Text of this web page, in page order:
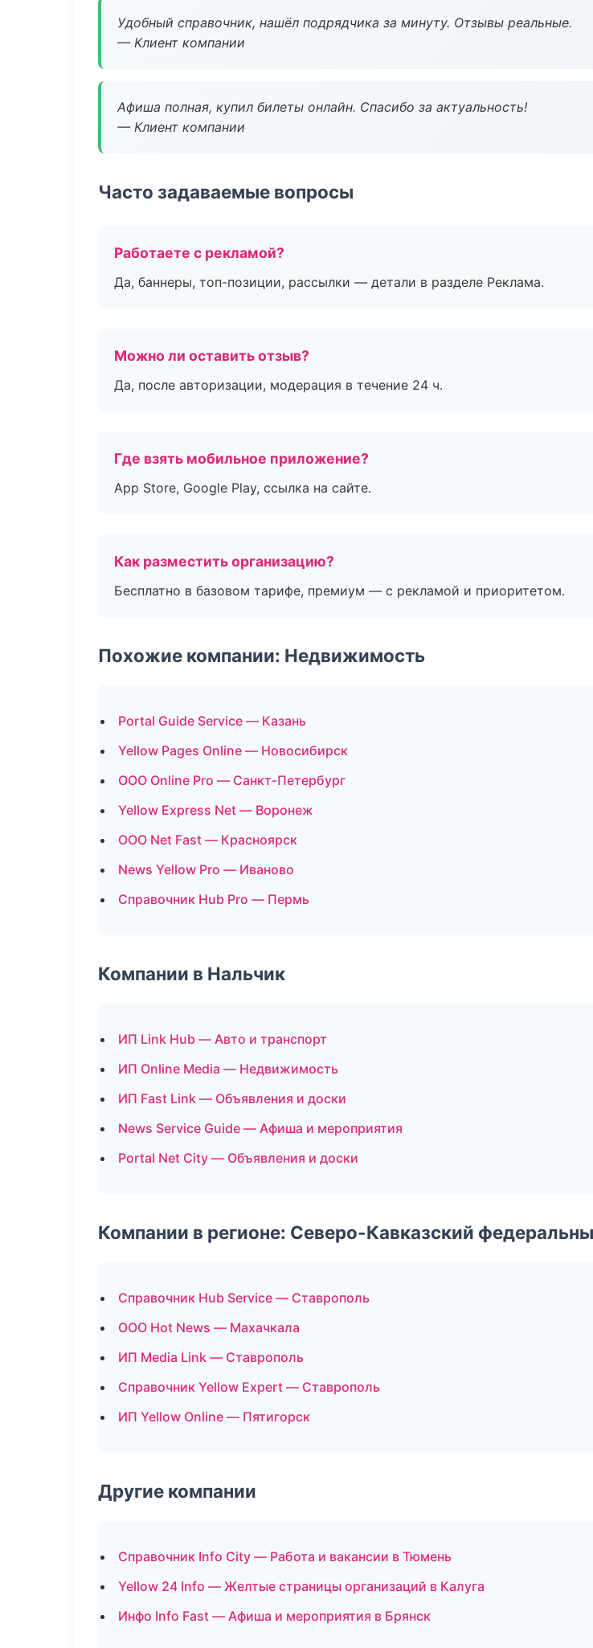
Удобный справочник, нашёл подрядчика за минуту. Отзывы реальные.
— Клиент компании
Афиша полная, купил билеты онлайн. Спасибо за актуальность!
— Клиент компании
Часто задаваемые вопросы
Работаете с рекламой?
Да, баннеры, топ-позиции, рассылки — детали в разделе Реклама.
Можно ли оставить отзыв?
Да, после авторизации, модерация в течение 24 ч.
Где взять мобильное приложение?
App Store, Google Play, ссылка на сайте.
Как разместить организацию?
Бесплатно в базовом тарифе, премиум — с рекламой и приоритетом.
Похожие компании: Недвижимость
Portal Guide Service — Казань
Yellow Pages Online — Новосибирск
ООО Online Pro — Санкт-Петербург
Yellow Express Net — Воронеж
ООО Net Fast — Красноярск
News Yellow Pro — Иваново
Справочник Hub Pro — Пермь
Компании в Нальчик
ИП Link Hub — Авто и транспорт
ИП Online Media — Недвижимость
ИП Fast Link — Объявления и доски
News Service Guide — Афиша и мероприятия
Portal Net City — Объявления и доски
Компании в регионе: Северо-Кавказский
Справочник Hub Service — Ставрополь
ООО Hot News — Махачкала
ИП Media Link — Ставрополь
Справочник Yellow Expert — Ставрополь
ИП Yellow Online — Пятигорск
Другие компании
Справочник Info City — Работа и вакансии в Тюмень
Yellow 24 Info — Желтые страницы организаций в Калуга
Инфо Info Fast — Афиша и мероприятия в Брянск